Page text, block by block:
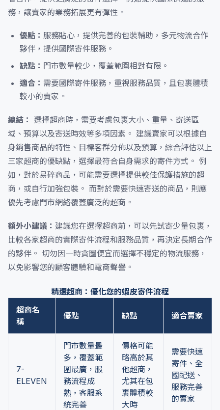
務，讓賣家的業務拓展更有彈性。
優點： 服務貼心，提供完善的包裝輔助，多元物流合作
夥伴，提供國際寄件服務。
缺點： 門市數量較少，覆蓋範圍相對有限。
適合： 需要國際寄件服務，重視服務品質，且包裹體積
較小的賣家。
總結：
選擇超商時，需要考慮包裹大小、重量、寄送區
域、預算以及寄送時效等多項因素。 建議賣家可以根據自
身銷售商品的特性、目標客群分佈以及預算，綜合評估以上
三家超商的優缺點，選擇最符合自身需求的寄件方式。 例
如，對於易碎商品，可能需要選擇提供較佳保護措施的超
商，或自行加強包裝。 而對於需要快速寄送的商品，則應
優先考慮門市網絡覆蓋廣泛的超商。
額外小建議： 建議您在選擇超商前，可以先試寄少量包裹，
比較各家超商的實際寄件流程和服務品質，再決定長期合作
的夥伴。 切勿因一時貪圖便宜而選擇不穩定的物流服務，
以免影響您的顧客體驗和電商聲譽。
精選超商：優化您的蝦皮寄件流程
超商名
稱
優點 缺點 適合賣家
7-
ELEVEN
門市數量最
多，覆蓋範
圍最廣，服
務流程成
熟，客服系
統完善
價格可能
略高於其
他超商，
尤其在包
裹體積較
大時
需要快速
寄件、全
國配送、
服務完善
的賣家